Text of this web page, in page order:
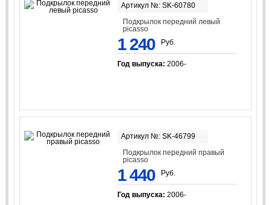
Артикул №: SK-60780
Подкрылок передний левый
picasso
1 240 Руб.
Год выпуска: 2006-
Артикул №: SK-46799
Подкрылок передний правый
picasso
1 440 Руб.
Год выпуска: 2006-